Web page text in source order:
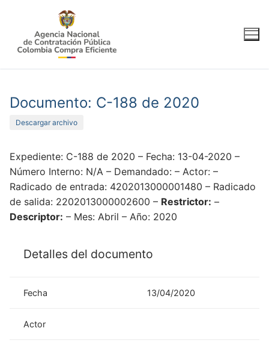
contenido
Documento: C-188 de 2020
Descargar archivo
Expediente: C-188 de 2020 – Fecha: 13-04-2020 –
Número Interno: N/A – Demandado: – Actor: –
Radicado de entrada: 4202013000001480 – Radicado
de salida: 2202013000002600 – Restrictor: –
Descriptor: – Mes: Abril – Año: 2020
Detalles del documento
Fecha 13/04/2020
Actor